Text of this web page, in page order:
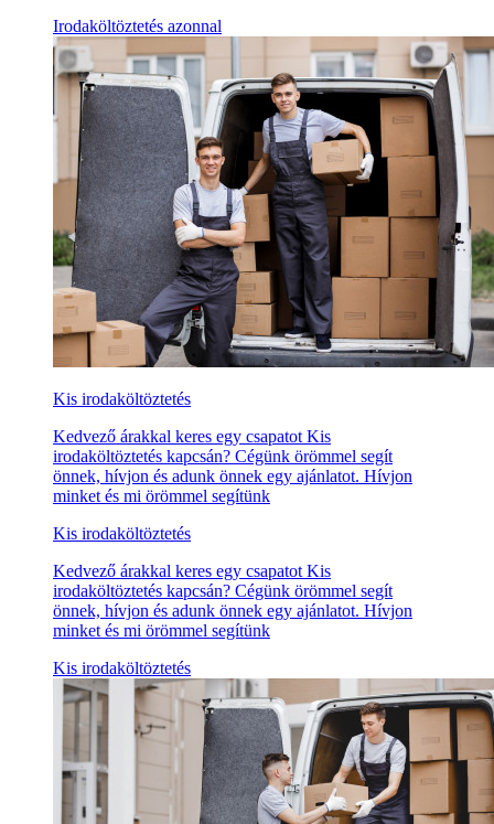
Irodaköltöztetés azonnal
Kis irodaköltöztetés
Kedvező árakkal keres egy csapatot Kis
irodaköltöztetés kapcsán? Cégünk örömmel segít
önnek, hívjon és adunk önnek egy ajánlatot. Hívjon
minket és mi örömmel segítünk
Kis irodaköltöztetés
Kedvező árakkal keres egy csapatot Kis
irodaköltöztetés kapcsán? Cégünk örömmel segít
önnek, hívjon és adunk önnek egy ajánlatot. Hívjon
minket és mi örömmel segítünk
Kis irodaköltöztetés